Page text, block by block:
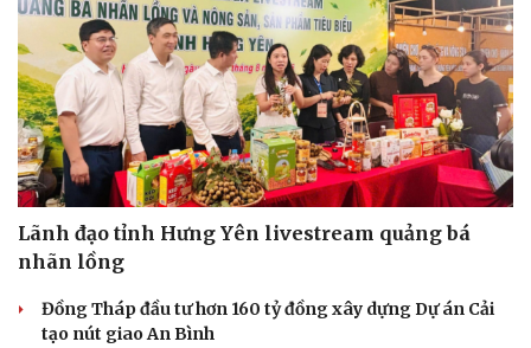
Lãnh đạo tỉnh Hưng Yên livestream quảng bá
nhãn lồng
Đồng Tháp đầu tư hơn 160 tỷ đồng xây dựng Dự án Cải
tạo nút giao An Bình